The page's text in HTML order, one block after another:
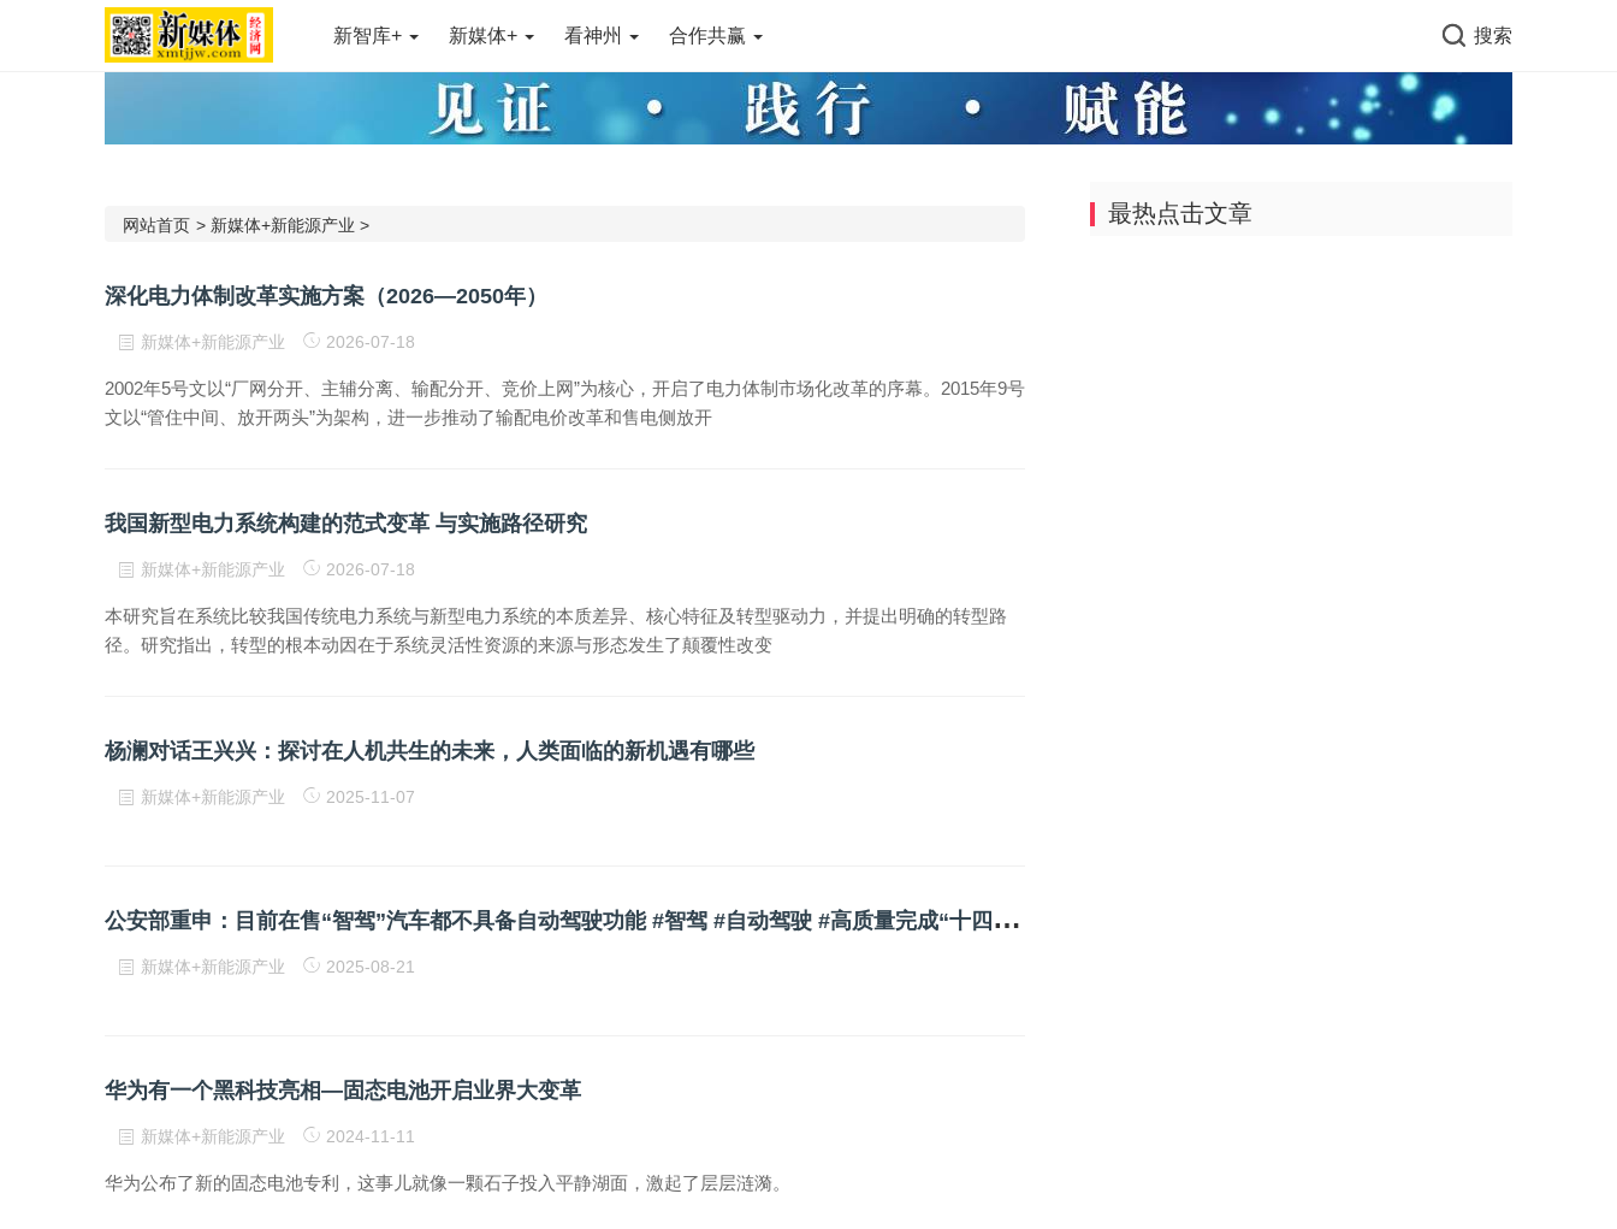
新智库+ 新媒体+ 看神州 合作共赢 搜索
网站首页 > 新媒体+新能源产业 >
深化电力体制改革实施方案（2026—2050年）
新媒体+新能源产业 2026-07-18
2002年5号文以“厂网分开、主辅分离、输配分开、竞价上网”为核心，开启了电力体制市场化改革的序幕。2015年9号
文以“管住中间、放开两头”为架构，进一步推动了输配电价改革和售电侧放开
我国新型电力系统构建的范式变革 与实施路径研究
新媒体+新能源产业 2026-07-18
本研究旨在系统比较我国传统电力系统与新型电力系统的本质差异、核心特征及转型驱动力，并提出明确的转型路
径。研究指出，转型的根本动因在于系统灵活性资源的来源与形态发生了颠覆性改变
杨澜对话王兴兴：探讨在人机共生的未来，人类面临的新机遇有哪些
新媒体+新能源产业 2025-11-07
公
安部重申：目前在售“智驾”汽车都不具备自动驾驶功能 #智驾 #自动驾驶 #高质量完成“十四五”规划
新媒体+新能源产业 2025-08-21
华为有一个黑科技亮相—固态电池开启业界大变革
新媒体+新能源产业 2024-11-11
华为公布了新的固态电池专利，这事儿就像一颗石子投入平静湖面，激起了层层涟漪。
最热点击文章